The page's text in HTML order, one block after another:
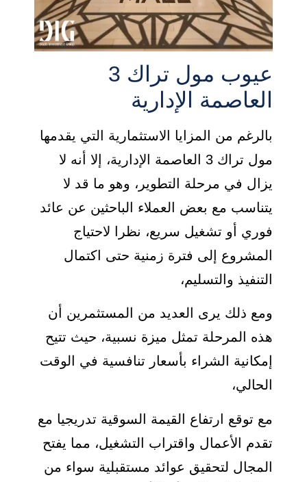
عيوب مول تراك 3
العاصمة الإدارية
بالرغم من المزايا الاستثمارية التي يقدمها
مول تراك 3 العاصمة الإدارية، إلا أنه لا
يزال في مرحلة التطوير، وهو ما قد لا
يتناسب مع بعض العملاء الباحثين عن عائد
فوري أو تشغيل سريع، نظرا لاحتياج
المشروع إلى فترة زمنية حتى اكتمال
التنفيذ والتسليم،
ومع ذلك يرى العديد من المستثمرين أن
هذه المرحلة تمثل ميزة نسبية، حيث تتيح
إمكانية الشراء بأسعار تنافسية في الوقت
الحالي،
مع توقع ارتفاع القيمة السوقية تدريجيا مع
تقدم الأعمال واقتراب التشغيل، مما يفتح
المجال لتحقيق عوائد مستقبلية سواء من